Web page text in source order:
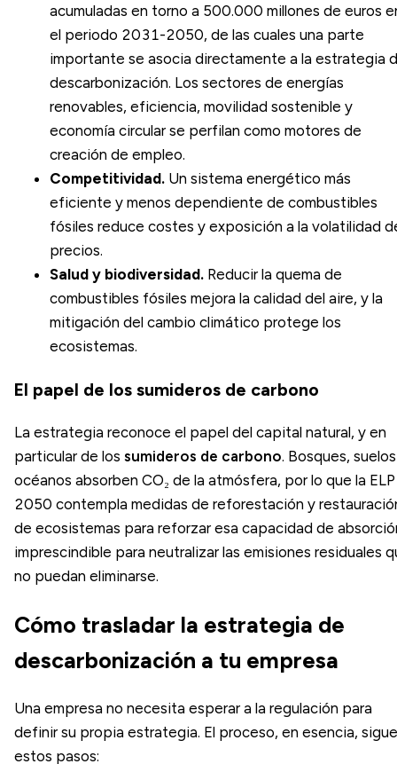
acumuladas en torno a 500.000 millones de euros
el periodo 2031-2050, de las cuales una parte
importante se asocia directamente a la estrategia
descarbonización. Los sectores de energías
renovables, eficiencia, movilidad sostenible y
economía circular se perfilan como motores de
creación de empleo.
Competitividad. Un sistema energético más
eficiente y menos dependiente de combustibles
fósiles reduce costes y exposición a la volatilidad
precios.
Salud y biodiversidad. Reducir la quema de
combustibles fósiles mejora la calidad del aire, y la
mitigación del cambio climático protege los
ecosistemas.
El papel de los sumideros de carbono
La estrategia reconoce el papel del capital natural, y en
particular de los sumideros de carbono. Bosques,
océanos absorben CO₂ de la atmósfera, por lo que la ELP
2050 contempla medidas de reforestación y
de ecosistemas para reforzar esa capacidad de
imprescindible para neutralizar las emisiones residuales
no puedan eliminarse.
Cómo trasladar la estrategia de
descarbonización a tu empresa
Una empresa no necesita esperar a la regulación para
definir su propia estrategia. El proceso, en esencia, sigue
estos pasos: